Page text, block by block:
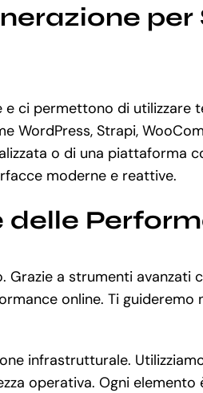
permettono di utilizzare
WordPress, Strapi,
o di una piattaforma
moderne e reattive.
delle
a strumenti avanzati
online. Ti
infrastrutturale.
operativa. Ogni